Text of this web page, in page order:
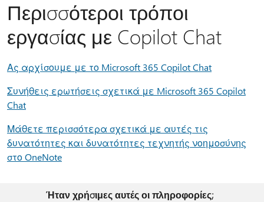
Περισσότεροι τρόποι
εργασίας με Copilot Chat
Ας αρχίσουμε με το Microsoft 365 Copilot Chat
Συνήθεις ερωτήσεις σχετικά με Microsoft 365 Copilot
Chat
Μάθετε περισσότερα σχετικά με αυτές τις
δυνατότητες και δυνατότητες τεχνητής νοημοσύνης
στο OneNote
Ήταν χρήσιμες αυτές οι πληροφορίες;